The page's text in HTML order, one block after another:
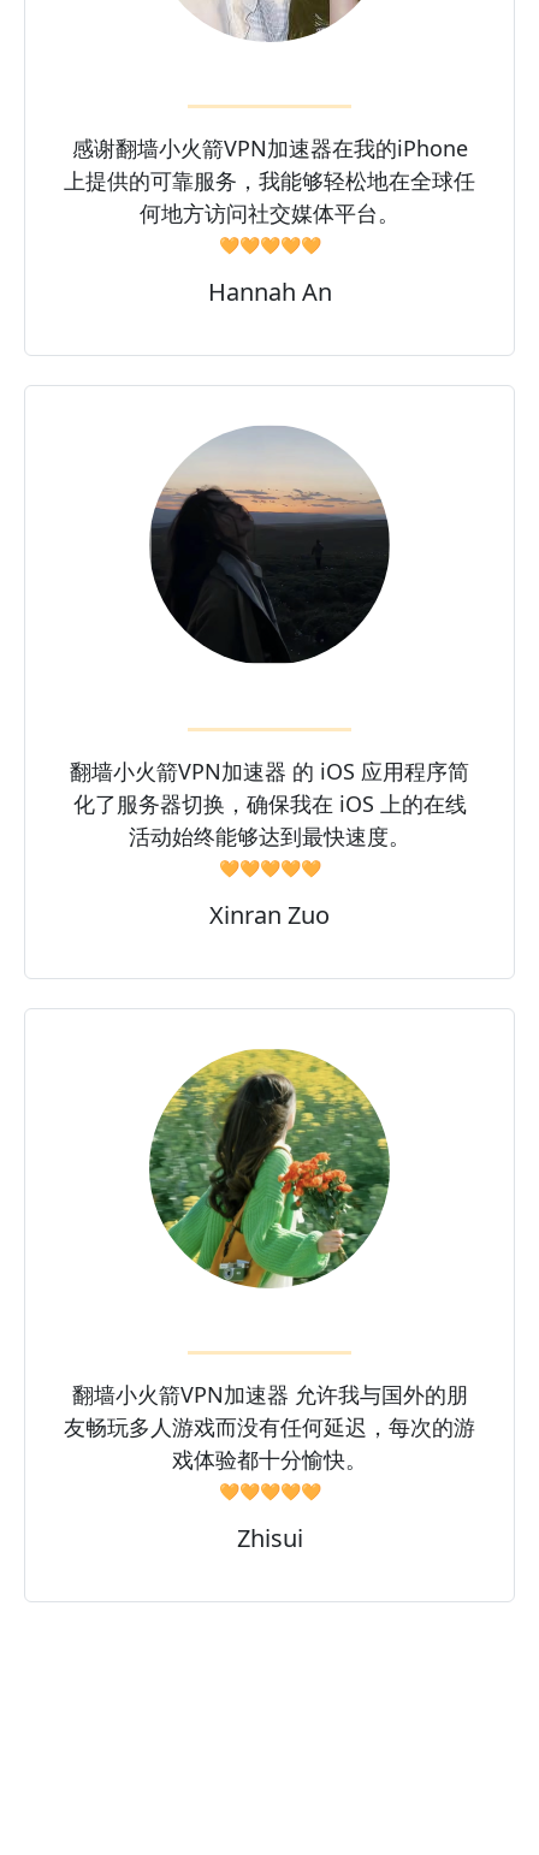
感谢翻墙小火箭VPN加速器在我的iPhone
上提供的可靠服务，我能够轻松地在全球任
何地方访问社交媒体平台。
🧡🧡🧡🧡🧡
Hannah An
翻墙小火箭VPN加速器 的 iOS 应用程序简
化了服务器切换，确保我在 iOS 上的在线
活动始终能够达到最快速度。
🧡🧡🧡🧡🧡
Xinran Zuo
翻墙小火箭VPN加速器 允许我与国外的朋
友畅玩多人游戏而没有任何延迟，每次的游
戏体验都十分愉快。
🧡🧡🧡🧡🧡
Zhisui